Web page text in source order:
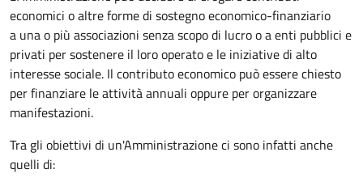
economici o altre forme di sostegno economico-finanziario
a una o più associazioni senza scopo di lucro o a enti pubblici e
privati per sostenere il loro operato e le iniziative di alto
interesse sociale. Il contributo economico può essere chiesto
per finanziare le attività annuali oppure per organizzare
manifestazioni.
Tra gli obiettivi di un'Amministrazione ci sono infatti anche
quelli di: